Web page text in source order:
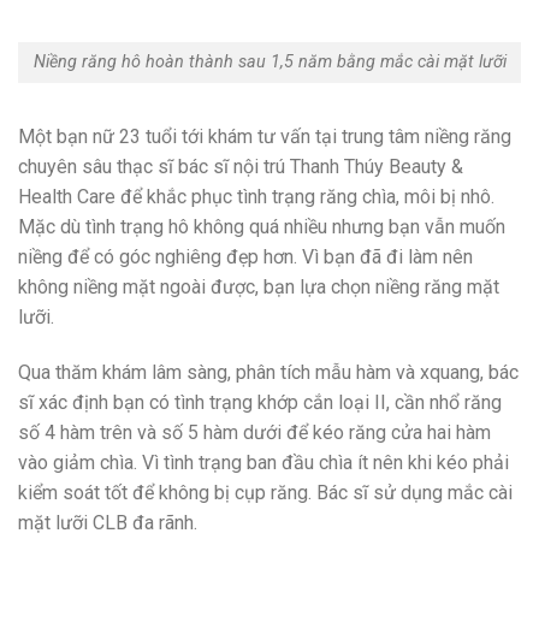
Niềng răng hô hoàn thành sau 1,5 năm bằng mắc cài mặt lưỡi
Một bạn nữ 23 tuổi tới khám tư vấn tại trung tâm niềng răng
chuyên sâu thạc sĩ bác sĩ nội trú Thanh Thúy Beauty &
Health Care để khắc phục tình trạng răng chìa, môi bị nhô.
Mặc dù tình trạng hô không quá nhiều nhưng bạn vẫn muốn
niềng để có góc nghiêng đẹp hơn. Vì bạn đã đi làm nên
không niềng mặt ngoài được, bạn lựa chọn niềng răng mặt
lưỡi.
Qua thăm khám lâm sàng, phân tích mẫu hàm và xquang, bác
sĩ xác định bạn có tình trạng khớp cắn loại II, cần nhổ răng
số 4 hàm trên và số 5 hàm dưới để kéo răng cửa hai hàm
vào giảm chìa. Vì tình trạng ban đầu chìa ít nên khi kéo phải
kiểm soát tốt để không bị cụp răng. Bác sĩ sử dụng mắc cài
mặt lưỡi CLB đa rãnh.